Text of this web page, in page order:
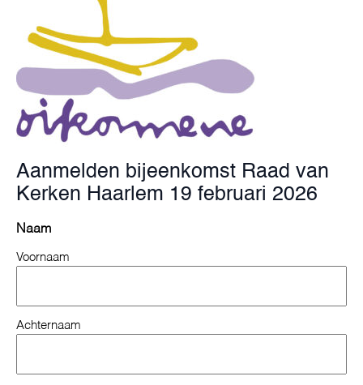
Aanmelden bijeenkomst Raad van
Kerken Haarlem 19 februari 2026
Naam
Voornaam
Achternaam